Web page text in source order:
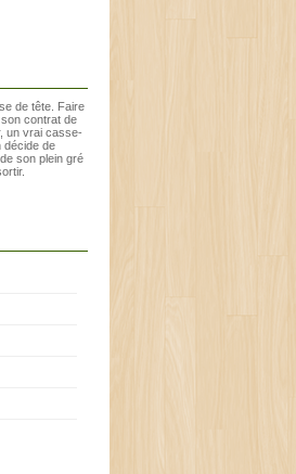
de tête. Faire
contrat de
un vrai casse-
décide de
son plein gré